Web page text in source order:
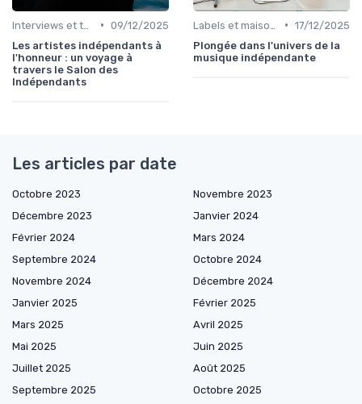
• 09/12/2025
Les artistes indépendants à
l'honneur : un voyage à
travers le Salon des
Indépendants
• 17/12/2025
Plongée dans l'univers de la
musique indépendante
Les articles par date
Octobre 2023
Novembre 2023
Décembre 2023
Janvier 2024
Février 2024
Mars 2024
Septembre 2024
Octobre 2024
Novembre 2024
Décembre 2024
Janvier 2025
Février 2025
Mars 2025
Avril 2025
Mai 2025
Juin 2025
Juillet 2025
Août 2025
Septembre 2025
Octobre 2025